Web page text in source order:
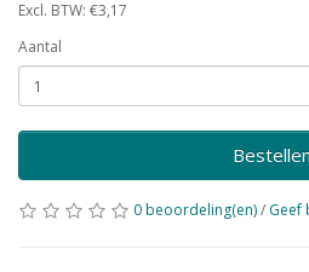
Excl. BTW: €3,17
Aantal
Bestellen
0 beoordeling(en)/ Geef